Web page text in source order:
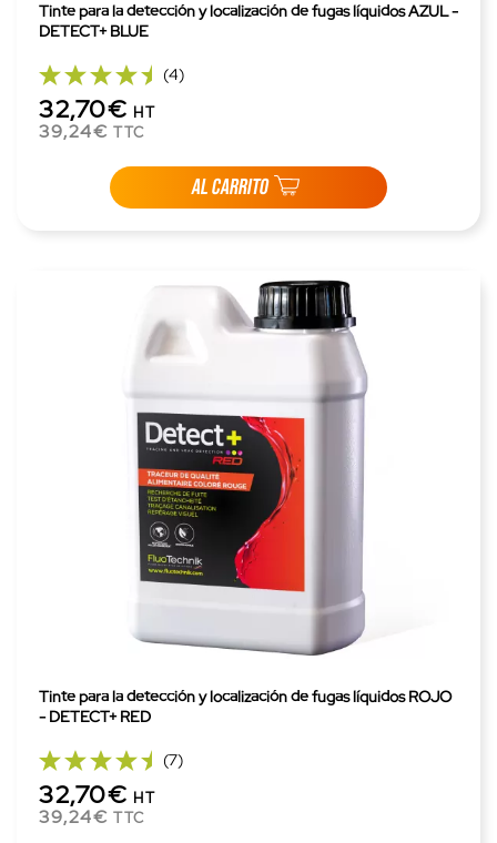
Tinte para la detección y localización de fugas líquidos AZUL -
DETECT+ BLUE
(4)
32,70€ HT
39,24€ TTC
AL CARRITO
Tinte para la detección y localización de fugas líquidos ROJO
- DETECT+ RED
(7)
32,70€ HT
39,24€ TTC